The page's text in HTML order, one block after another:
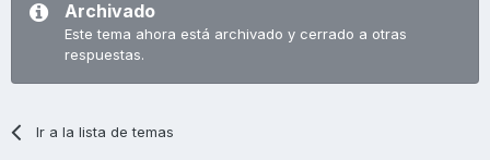
Archivado
Este tema ahora está archivado y cerrado a otras
respuestas.
Ir a la lista de temas